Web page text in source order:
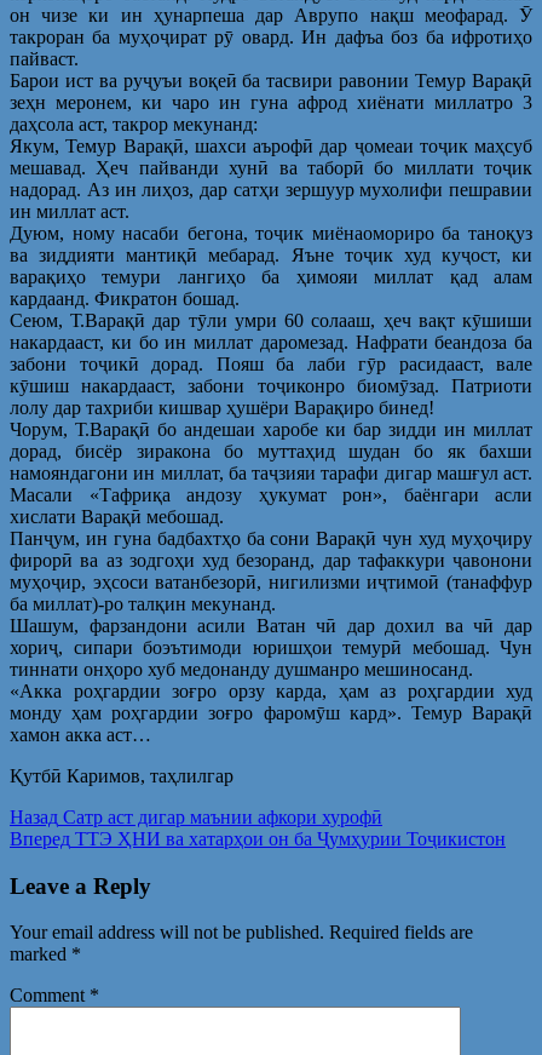
он чизе ки ин ҳунарпеша дар Аврупо нақш меофарад. Ӯ
такроран ба муҳоҷират рӯ овард. Ин дафъа боз ба ифротиҳо
пайваст.
Барои ист ва руҷуъи воқеӣ ба тасвири равонии Темур Варақӣ
зеҳн меронем, ки чаро ин гуна афрод хиёнати миллатро 3
даҳсола аст, такрор мекунанд:
Якум, Темур Варақӣ, шахси аърофӣ дар ҷомеаи тоҷик маҳсуб
мешавад. Ҳеч пайванди хунӣ ва таборӣ бо миллати тоҷик
надорад. Аз ин лиҳоз, дар сатҳи зершуур мухолифи пешравии
ин миллат аст.
Дуюм, ному насаби бегона, тоҷик миёнаомориро ба таноқуз
ва зиддияти мантиқӣ мебарад. Яъне тоҷик худ куҷост, ки
варақиҳо темури лангиҳо ба ҳимояи миллат қад алам
кардаанд. Фикратон бошад.
Сеюм, Т.Варақӣ дар тӯли умри 60 солааш, ҳеч вақт кӯшиши
накардааст, ки бо ин миллат даромезад. Нафрати беандоза ба
забони тоҷикӣ дорад. Пояш ба лаби гӯр расидааст, вале
кӯшиш накардааст, забони тоҷиконро биомӯзад. Патриоти
лолу дар тахриби кишвар ҳушёри Варақиро бинед!
Чорум, Т.Варақӣ бо андешаи харобе ки бар зидди ин миллат
дорад, бисёр зиракона бо муттаҳид шудан бо як бахши
намояндагони ин миллат, ба таҷзияи тарафи дигар машғул аст.
Масали «Тафриқа андозу ҳукумат рон», баёнгари асли
хислати Варақӣ мебошад.
Панҷум, ин гуна бадбахтҳо ба сони Варақӣ чун худ муҳоҷиру
фирорӣ ва аз зодгоҳи худ безоранд, дар тафаккури ҷавонони
муҳоҷир, эҳсоси ватанбезорӣ, нигилизми иҷтимоӣ (танаффур
ба миллат)-ро талқин мекунанд.
Шашум, фарзандони асили Ватан чӣ дар дохил ва чӣ дар
хориҷ, сипари боэътимоди юришҳои темурӣ мебошад. Чун
тиннати онҳоро хуб медонанду душманро мешиносанд.
«Акка роҳгардии зоғро орзу карда, ҳам аз роҳгардии худ
монду ҳам роҳгардии зоғро фаромӯш кард». Темур Варақӣ
хамон акка аст…
Қутбӣ Каримов, таҳлилгар
Post
navigation
Назад Предыдущая
запись:
Сатр аст дигар маънии афкори хурофӣ
Вперед Следующая
ТТЭ ҲНИ ва хатарҳои он ба Ҷумҳурии Тоҷикистон
Leave a Reply
Your email address will not be published. Required fields are
marked *
Comment *